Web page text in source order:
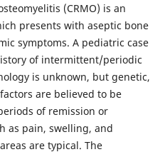
(CRMO) is an
presents with aseptic bone
symptoms. A pediatric case
of intermittent/periodic
is unknown, but genetic,
are believed to be
of remission or
as pain, swelling, and
are typical. The